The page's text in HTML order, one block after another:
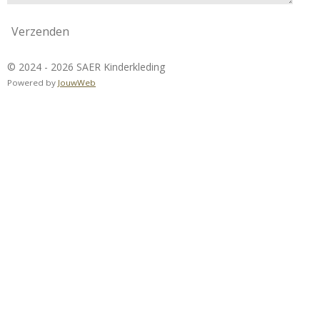
Verzenden
© 2024 - 2026 SAER Kinderkleding
Powered by JouwWeb